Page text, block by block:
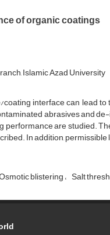
of organic coatings
Islamic Azad University
interface can lead
abrasives and
performance are studied.
In addition,
blistering Salt